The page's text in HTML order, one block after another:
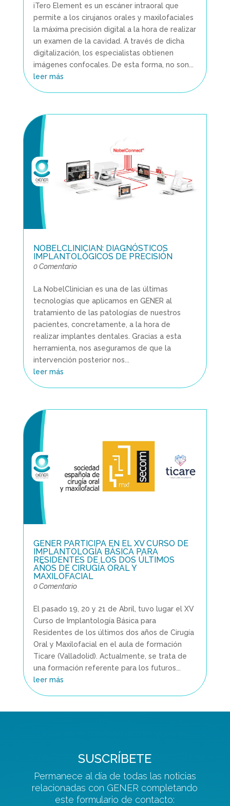
iTero Element es un escáner intraoral que
permite a los cirujanos orales y maxilofaciales
la máxima precisión digital a la hora de realizar
un examen de la cavidad. A través de dicha
digitalización, los especialistas obtienen
imágenes confocales. De esta forma, no son...
leer más
NOBELCLINICIAN: DIAGNÓSTICOS
IMPLANTOLÓGICOS DE PRECISIÓN
0 Comentario
La NobelClinician es una de las últimas
tecnologías que aplicamos en GENER al
tratamiento de las patologías de nuestros
pacientes, concretamente, a la hora de
realizar implantes dentales. Gracias a esta
herramienta, nos aseguramos de que la
intervención posterior nos...
leer más
GENER PARTICIPA EN EL XV CURSO DE
IMPLANTOLOGÍA BÁSICA PARA
RESIDENTES DE LOS DOS ÚLTIMOS
AÑOS DE CIRUGÍA ORAL Y
MAXILOFACIAL
0 Comentario
El pasado 19, 20 y 21 de Abril, tuvo lugar el XV
Curso de Implantología Básica para
Residentes de los últimos dos años de Cirugía
Oral y Maxilofacial en el aula de formación
Ticare (Valladolid). Actualmente, se trata de
una formación referente para los futuros...
leer más
SUSCRÍBETE
Permanece al día de todas las noticias
relacionadas con GENER completando
este formulario de contacto: